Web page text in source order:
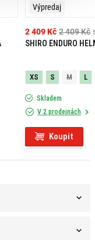
Výpredaj
2 409 Kč
2 409 Kč
SHIRO ENDURO
XS S M L
Skladem
V 2 prodejnách
Koupit